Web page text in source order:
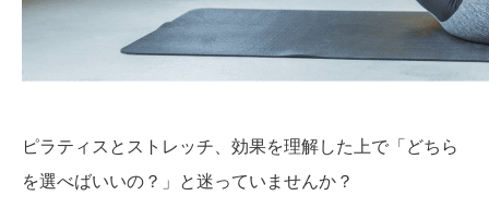
ピラティスとストレッチ、効果を理解した上で「どちら
を選べばいいの？」と迷っていませんか？